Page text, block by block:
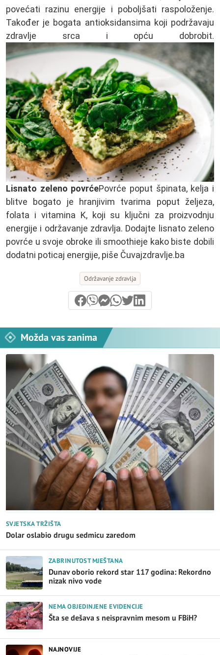
povećati razinu energije i poboljšati raspoloženje.
Također je bogata antioksidansima koji podržavaju
zdravlje srca i opću dobrobit.
Lisnato zeleno povrćePovrće poput špinata, kelja i
blitve bogato je hranjivim tvarima poput željeza,
folata i vitamina K, koji su ključni za proizvodnju
energije i održavanje zdravlja. Dodajte lisnato zeleno
povrće u svoje obroke ili smoothieje kako biste dobili
dodatni poticaj energije, piše Čuvajzdravlje.ba
Održavanje zdravlja
Možda vas zanima
SVJETSKA TRŽIŠTA
Dolar oslabio drugu sedmicu zaredom
ZABRINUTOST MJEŠTANA
Dunav oborio rekord star 117 godina: Rekordno
nizak nivo vode
NEMA OBJEDINJENE EVIDENCIJE
Šta se dešava s neispravnim mesom u FBiH?
NAJNOVIJE